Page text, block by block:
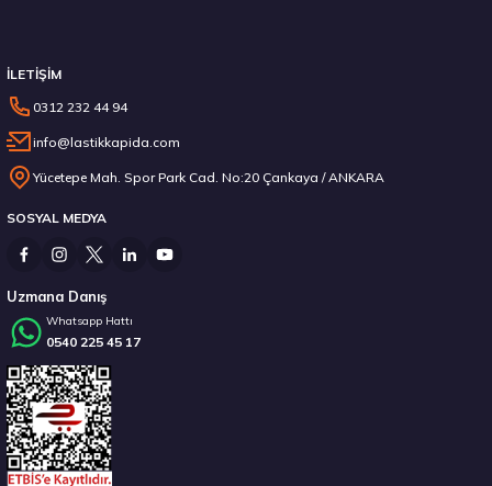
10.411,93 ₺
Stokta 2 Adet
İLETİŞİM
0312 232 44 94
info@lastikkapida.com
Yücetepe Mah. Spor Park Cad. No:20 Çankaya / ANKARA
SOSYAL MEDYA
Uzmana Danış
Whatsapp Hattı
0540 225 45 17